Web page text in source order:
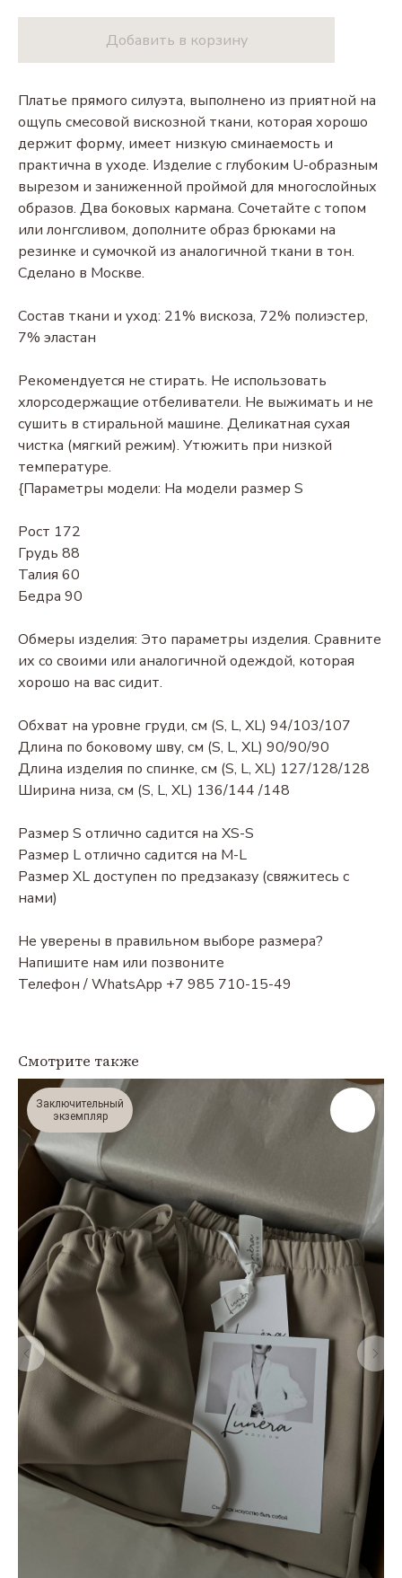
Добавить в корзину
Платье прямого силуэта, выполнено из приятной на
ощупь смесовой вискозной ткани, которая хорошо
держит форму, имеет низкую сминаемость и
практична в уходе. Изделие с глубоким U-образным
вырезом и заниженной проймой для многослойных
образов. Два боковых кармана. Сочетайте с топом
или лонгсливом, дополните образ брюками на
резинке и сумочкой из аналогичной ткани в тон.
Сделано в Москве.
Состав ткани и уход: 21% вискоза, 72% полиэстер,
7% эластан
Рекомендуется не стирать. Не использовать
хлорсодержащие отбеливатели. Не выжимать и не
сушить в стиральной машине. Деликатная сухая
чистка (мягкий режим). Утюжить при низкой
температуре.
{Параметры модели: На модели размер S
Рост 172
Грудь 88
Талия 60
Бедра 90
Обмеры изделия: Это параметры изделия. Сравните
их со своими или аналогичной одеждой, которая
хорошо на вас сидит.
Обхват на уровне груди, см (S, L, XL) 94/103/107
Длина по боковому шву, см (S, L, XL) 90/90/90
Длина изделия по спинке, см (S, L, XL) 127/128/128
Ширина низа, см (S, L, XL) 136/144 /148
Размер S отлично садится на XS-S
Размер L отлично садится на M-L
Размер ХL доступен по предзаказу (свяжитесь с
нами)
Не уверены в правильном выборе размера?
Напишите нам или позвоните
Телефон / WhatsApp +7 985 710-15-49
Смотрите также
Заключительный
экземпляр